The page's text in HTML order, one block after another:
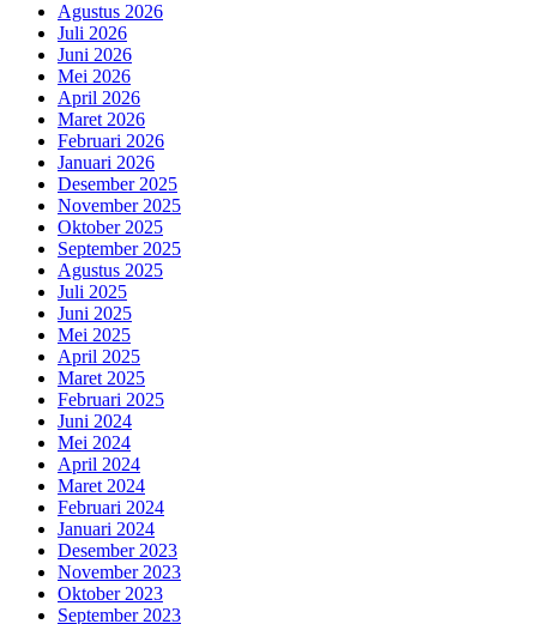
Agustus 2026
Juli 2026
Juni 2026
Mei 2026
April 2026
Maret 2026
Februari 2026
Januari 2026
Desember 2025
November 2025
Oktober 2025
September 2025
Agustus 2025
Juli 2025
Juni 2025
Mei 2025
April 2025
Maret 2025
Februari 2025
Juni 2024
Mei 2024
April 2024
Maret 2024
Februari 2024
Januari 2024
Desember 2023
November 2023
Oktober 2023
September 2023